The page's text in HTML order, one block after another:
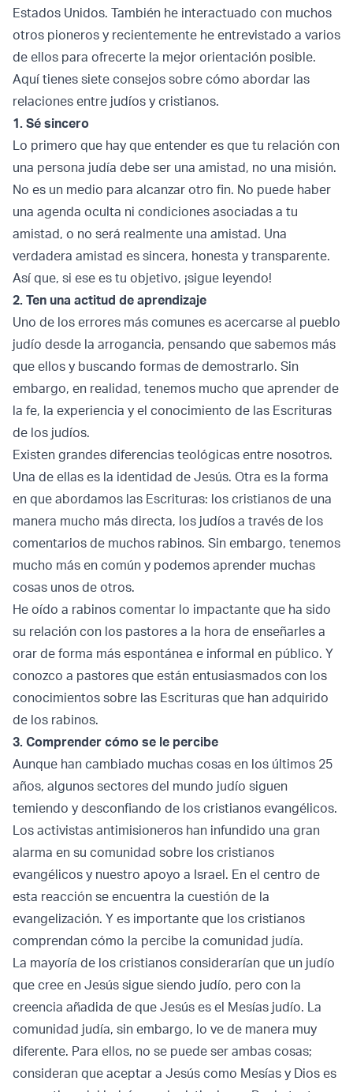
Estados Unidos. También he interactuado con muchos
otros pioneros y recientemente he entrevistado a varios
de ellos para ofrecerte la mejor orientación posible.
Aquí tienes siete consejos sobre cómo abordar las
relaciones entre judíos y cristianos.
1. Sé sincero
Lo primero que hay que entender es que tu relación con
una persona judía debe ser una amistad, no una misión.
No es un medio para alcanzar otro fin. No puede haber
una agenda oculta ni condiciones asociadas a tu
amistad, o no será realmente una amistad. Una
verdadera amistad es sincera, honesta y transparente.
Así que, si ese es tu objetivo, ¡sigue leyendo!
2. Ten una actitud de aprendizaje
Uno de los errores más comunes es acercarse al pueblo
judío desde la arrogancia, pensando que sabemos más
que ellos y buscando formas de demostrarlo. Sin
embargo, en realidad, tenemos mucho que aprender de
la fe, la experiencia y el conocimiento de las Escrituras
de los judíos.
Existen grandes diferencias teológicas entre nosotros.
Una de ellas es la identidad de Jesús. Otra es la forma
en que abordamos las Escrituras: los cristianos de una
manera mucho más directa, los judíos a través de los
comentarios de muchos rabinos. Sin embargo, tenemos
mucho más en común y podemos aprender muchas
cosas unos de otros.
He oído a rabinos comentar lo impactante que ha sido
su relación con los pastores a la hora de enseñarles a
orar de forma más espontánea e informal en público. Y
conozco a pastores que están entusiasmados con los
conocimientos sobre las Escrituras que han adquirido
de los rabinos.
3. Comprender cómo se le percibe
Aunque han cambiado muchas cosas en los últimos 25
años, algunos sectores del mundo judío siguen
temiendo y desconfiando de los cristianos evangélicos.
Los activistas antimisioneros han infundido una gran
alarma en su comunidad sobre los cristianos
evangélicos y nuestro apoyo a Israel. En el centro de
esta reacción se encuentra la cuestión de la
evangelización. Y es importante que los cristianos
comprendan cómo la percibe la comunidad judía.
La mayoría de los cristianos considerarían que un judío
que cree en Jesús sigue siendo judío, pero con la
creencia añadida de que Jesús es el Mesías judío. La
comunidad judía, sin embargo, lo ve de manera muy
diferente. Para ellos, no se puede ser ambas cosas;
consideran que aceptar a Jesús como Mesías y Dios es